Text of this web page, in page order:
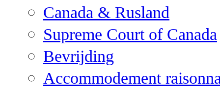
Canada & Rusland
Supreme Court of Canada
Bevrijding
Accommodement